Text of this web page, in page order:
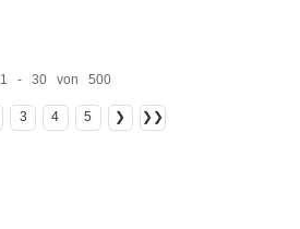
1 - 30 von 500
3 4 5 ❯ ❯❯